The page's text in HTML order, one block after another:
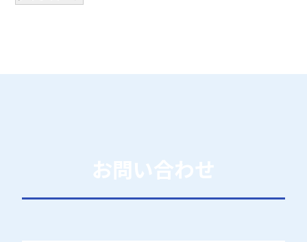
お問い合わせ